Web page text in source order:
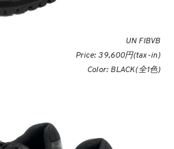
UN FIBVB
Price: 39,600円(tax-in)
Color: BLACK(全1色)